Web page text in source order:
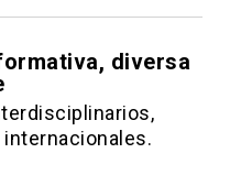
única) (1): 40%
diversa